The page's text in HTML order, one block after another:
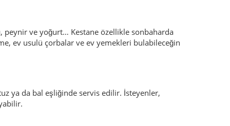
sarar. Bunun yanı sıra Erfelek Baraj
imkanlar sunar.
ürünlerin kutlandığı hasat günleri, halk
ilçe ve şehirlerde düzenlenen daha büyük
dayalı yaşam.